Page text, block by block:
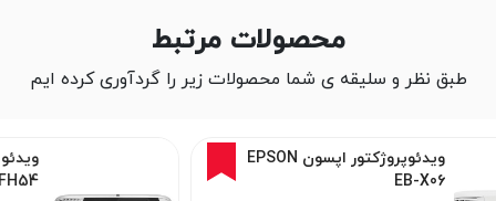
محصولات مرتبط
طبق نظر و سلیقه ی شما محصولات زیر را گردآوری کرده ایم